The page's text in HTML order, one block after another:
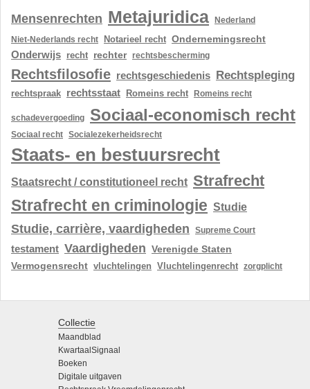
Mensenrechten Metajuridica
Nederland
Niet-Nederlands recht
Notarieel recht Ondernemingsrecht
Onderwijs recht rechter rechtsbescherming
Rechtsfilosofie rechtsgeschiedenis Rechtspleging
rechtspraak rechtsstaat Romeins recht Romeins recht
schadevergoeding Sociaal-economisch recht
Sociaal recht Socialezekerheidsrecht
Staats- en bestuursrecht
Staatsrecht / constitutioneel recht Strafrecht
Strafrecht en criminologie Studie
Studie, carrière, vaardigheden Supreme Court
testament Vaardigheden Verenigde Staten
Vermogensrecht vluchtelingen Vluchtelingenrecht zorgplicht
Collectie
Maandblad
KwartaalSignaal
Boeken
Digitale uitgaven